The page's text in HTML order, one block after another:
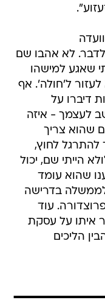
לדבר. לא אהבו שם
שאגע למישהו
ל'חולה'. אף
דיברו על
לעצמך - איזה
שהוא צריך
להתרגל לחוץ,
הייתי שם, יכול
שהוא עומד
בדרישה
עוד
איתו על עסקת
הליכים